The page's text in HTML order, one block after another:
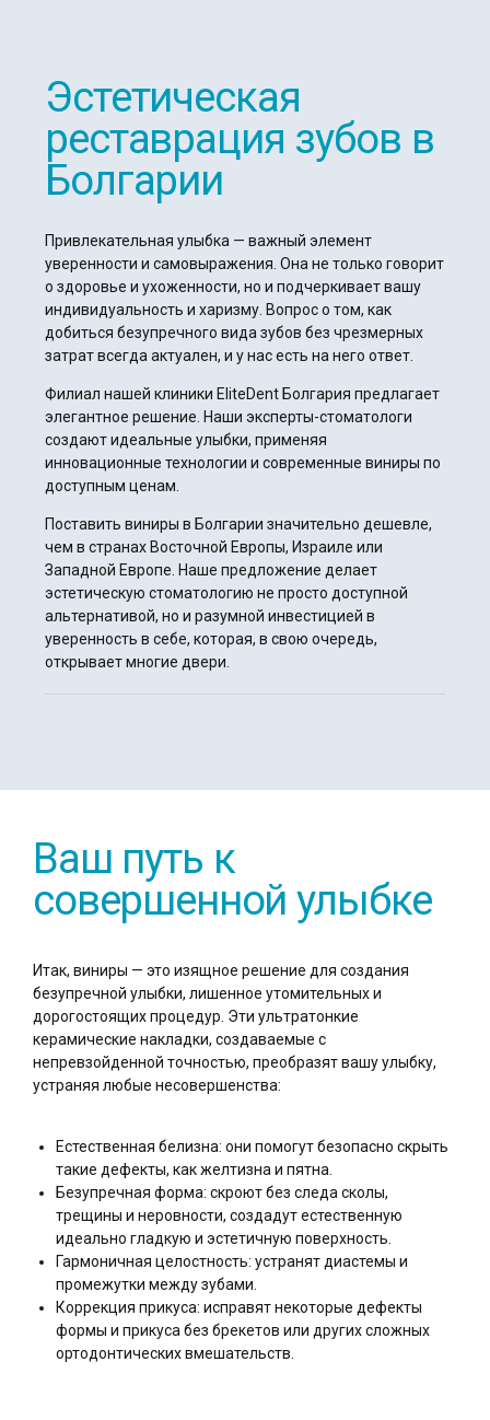
Эстетическая
реставрация зубов в
Болгарии
Привлекательная улыбка — важный элемент
уверенности и самовыражения. Она не только говорит
о здоровье и ухоженности, но и подчеркивает вашу
индивидуальность и харизму. Вопрос о том, как
добиться безупречного вида зубов без чрезмерных
затрат всегда актуален, и у нас есть на него ответ.
Филиал нашей клиники EliteDent Болгария предлагает
элегантное решение. Наши эксперты-стоматологи
создают идеальные улыбки, применяя
инновационные технологии и современные виниры по
доступным ценам.
Поставить виниры в Болгарии значительно дешевле,
чем в странах Восточной Европы, Израиле или
Западной Европе. Наше предложение делает
эстетическую стоматологию не просто доступной
альтернативой, но и разумной инвестицией в
уверенность в себе, которая, в свою очередь,
открывает многие двери.
Ваш путь к
совершенной улыбке
Итак, виниры — это изящное решение для создания
безупречной улыбки, лишенное утомительных и
дорогостоящих процедур. Эти ультратонкие
керамические накладки, создаваемые с
непревзойденной точностью, преобразят вашу улыбку,
устраняя любые несовершенства:
Естественная белизна: они помогут безопасно скрыть
такие дефекты, как желтизна и пятна.
Безупречная форма: скроют без следа сколы,
трещины и неровности, создадут естественную
идеально гладкую и эстетичную поверхность.
Гармоничная целостность: устранят диастемы и
промежутки между зубами.
Коррекция прикуса: исправят некоторые дефекты
формы и прикуса без брекетов или других сложных
ортодонтических вмешательств.